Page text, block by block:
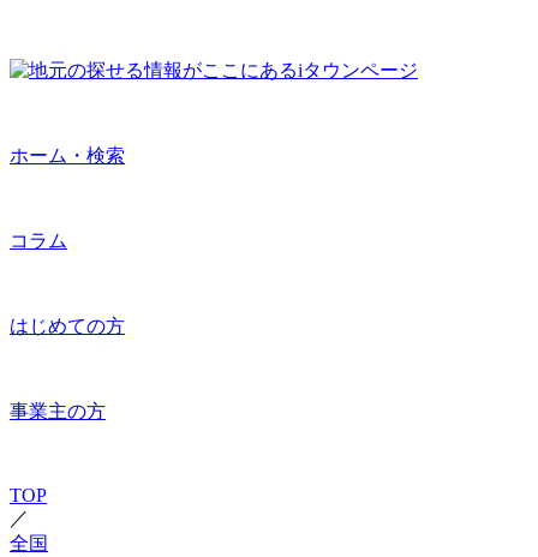
ホーム・検索
コラム
はじめての方
事業主の方
TOP
／
全国